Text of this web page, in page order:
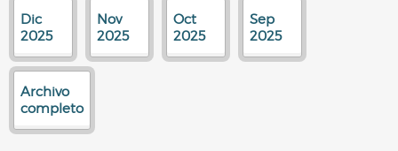
Dic
2025
Nov
2025
Oct
2025
Sep
2025
Archivo
completo